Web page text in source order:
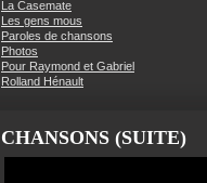
La Casemate
Les gens mous
Paroles de chansons
Photos
Pour Raymond et Gabriel
Rolland Hénault
CHANSONS (SUITE)